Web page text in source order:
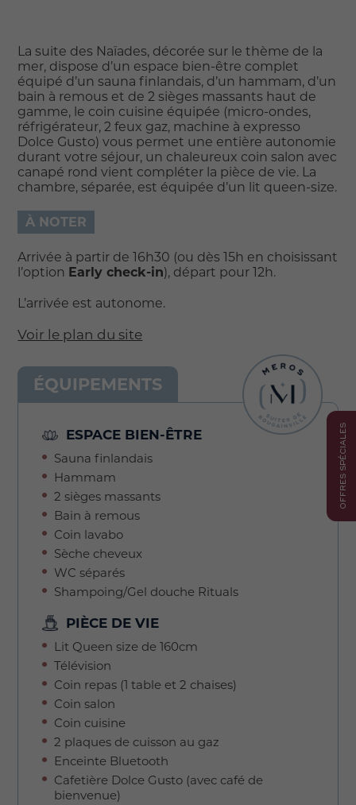
La suite des Naïades, décorée sur le thème de la
mer, dispose d’un espace bien-être complet
équipé d’un sauna finlandais, d’un hammam, d’un
bain à remous et de 2 sièges massants haut de
gamme, le coin cuisine équipée (micro-ondes,
réfrigérateur, 2 feux gaz, machine à expresso
Dolce Gusto) vous permet une entière autonomie
durant votre séjour, un chaleureux coin salon avec
canapé rond vient compléter la pièce de vie. La
chambre, séparée, est équipée d’un lit queen-size.
À NOTER
Arrivée à partir de 16h30 (ou dès 15h en choisissant
l’option Early check-in), départ pour 12h.
L’arrivée est autonome.
Voir le plan du site
ÉQUIPEMENTS
ESPACE BIEN-ÊTRE
Sauna finlandais
Hammam
2 sièges massants
Bain à remous
Coin lavabo
Sèche cheveux
WC séparés
Shampoing/Gel douche Rituals
PIÈCE DE VIE
Lit Queen size de 160cm
Télévision
Coin repas (1 table et 2 chaises)
Coin salon
Coin cuisine
2 plaques de cuisson au gaz
Enceinte Bluetooth
Cafetière Dolce Gusto (avec café de
bienvenue)
OFFRES SPÉCIALES